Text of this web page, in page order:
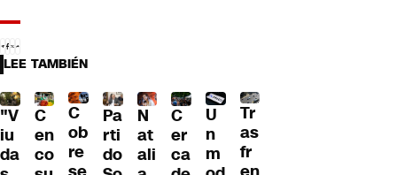
LEE TAMBIÉN
"V
iu
da
C
en
co
C
ob
re
Pa
rti
do
N
at
ali
C
er
ca
U
n
m
Tr
as
fr